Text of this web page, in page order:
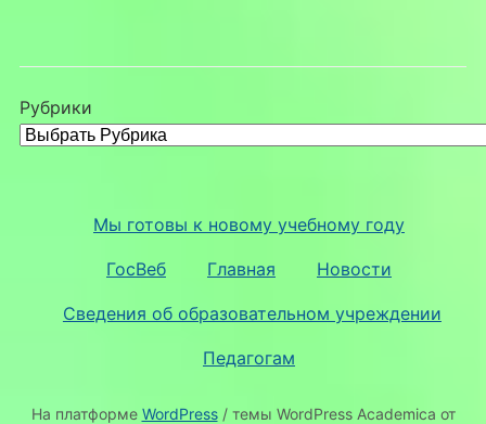
Рубрики
Мы готовы к новому учебному году
ГосВеб Главная Новости
Сведения об образовательном учреждении
Педагогам
На платформе WordPress/ темы WordPress Academica от